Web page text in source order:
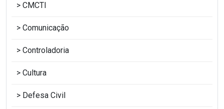
CMCTI
Comunicação
Controladoria
Cultura
Defesa Civil